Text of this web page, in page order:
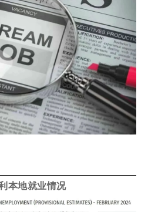
本地就业情况